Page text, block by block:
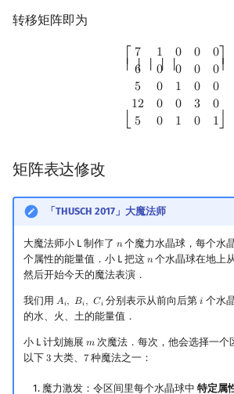
转移矩阵即为
⎡⎢ ⎢ ⎢ ⎢ ⎢
⎣
7 1 0 0
0
6
0 0 0
0
5
0 1 0
0
12 0 0 3
0
5
0 1 0 1
⎤⎥
⎦
00 5 10 12 03
矩阵表达修改
「THUSCH 2017」大魔法师
大魔法师小 L 制作了 𝑛
n个魔力水晶球，每个水
个属性的能量值．小 L 把这 𝑛
n个水晶球在地上
然后开始今天的魔法表演．
我们用 𝐴𝑖, 𝐵𝑖, 𝐶𝑖
Ai, Bi, C 分别表示从前向后第𝑖i 个水
的水、火、土的能量值．
小 L 计划施展 𝑚
m次魔法．每次，他会选择一个
以下 3
3大类、 7
7 种魔法之一：
魔力激发：令区间里每个水晶球中 特定属